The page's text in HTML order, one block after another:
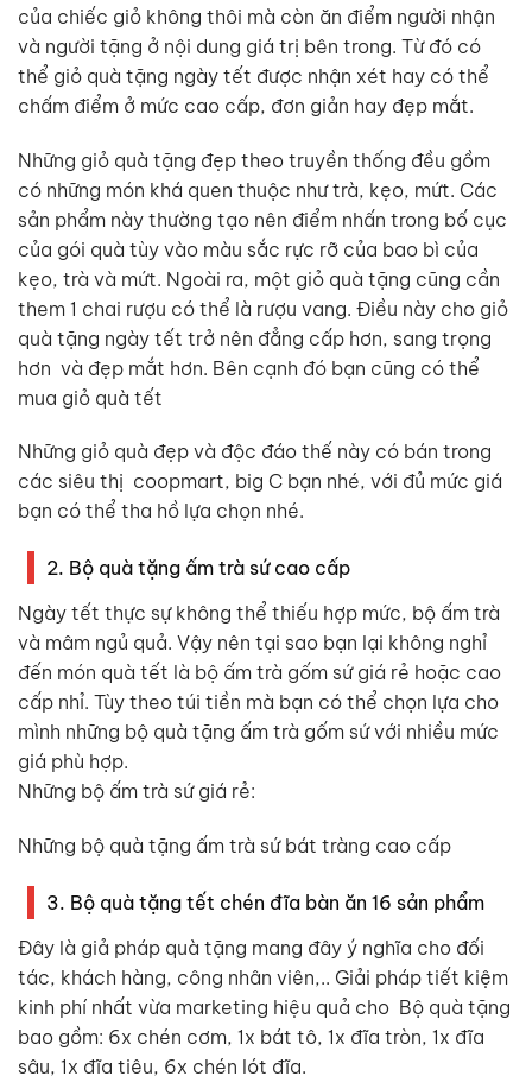
của chiếc giỏ không thôi mà còn ăn điểm người nhận
và người tặng ở nội dung giá trị bên trong. Từ đó có
thể giỏ quà tặng ngày tết được nhận xét hay có thể
chấm điểm ở mức cao cấp, đơn giản hay đẹp mắt.
Những giỏ quà tặng đẹp theo truyền thống đều gồm
có những món khá quen thuộc như trà, kẹo, mứt. Các
sản phẩm này thường tạo nên điểm nhấn trong bố cục
của gói quà tùy vào màu sắc rực rỡ của bao bì của
kẹo, trà và mứt. Ngoài ra, một giỏ quà tặng cũng cần
them 1 chai rượu có thể là rượu vang. Điều này cho giỏ
quà tặng ngày tết trở nên đẳng cấp hơn, sang trọng
hơn và đẹp mắt hơn. Bên cạnh đó bạn cũng có thể
mua giỏ quà tết
Những giỏ quà đẹp và độc đáo thế này có bán trong
các siêu thị coopmart, big C bạn nhé, với đủ mức giá
bạn có thể tha hồ lựa chọn nhé.
2. Bộ quà tặng ấm trà sứ cao cấp
Ngày tết thực sự không thể thiếu hợp mức, bộ ấm trà
và mâm ngủ quả. Vậy nên tại sao bạn lại không nghỉ
đến món quà tết là bộ ấm trà gốm sứ giá rẻ hoặc cao
cấp nhỉ. Tùy theo túi tiền mà bạn có thể chọn lựa cho
mình những bộ quà tặng ấm trà gốm sứ với nhiều mức
giá phù hợp.
Những bộ ấm trà sứ giá rẻ:
Những bộ quà tặng ấm trà sứ bát tràng cao cấp
3. Bộ quà tặng tết chén đĩa bàn ăn 16 sản phẩm
Đây là giả pháp quà tặng mang đây ý nghĩa cho đối
tác, khách hàng, công nhân viên,.. Giải pháp tiết kiệm
kinh phí nhất vừa marketing hiệu quả cho Bộ quà tặng
bao gồm: 6x chén cơm, 1x bát tô, 1x đĩa tròn, 1x đĩa
sâu, 1x đĩa tiêu, 6x chén lót đĩa.